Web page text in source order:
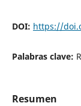
DOI: https://
Palabras clave:
Resumen